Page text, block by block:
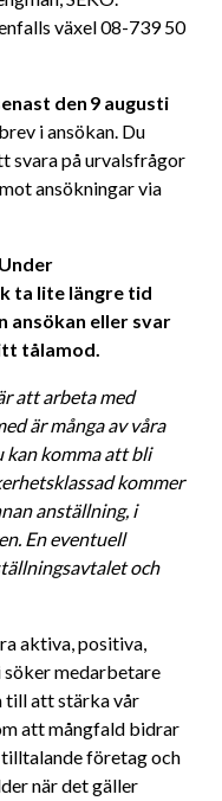
växel 08-739 50
den 9 augusti
i ansökan. Du
svara på urvalsfrågor
ansökningar via
ta lite längre tid
ansökan eller svar
tålamod.
att arbeta med
är många av våra
kan komma att bli
kommer
anställning, i
En eventuell
och
aktiva, positiva,
söker medarbetare
till att stärka vår
att mångfald bidrar
företag och
när det gäller